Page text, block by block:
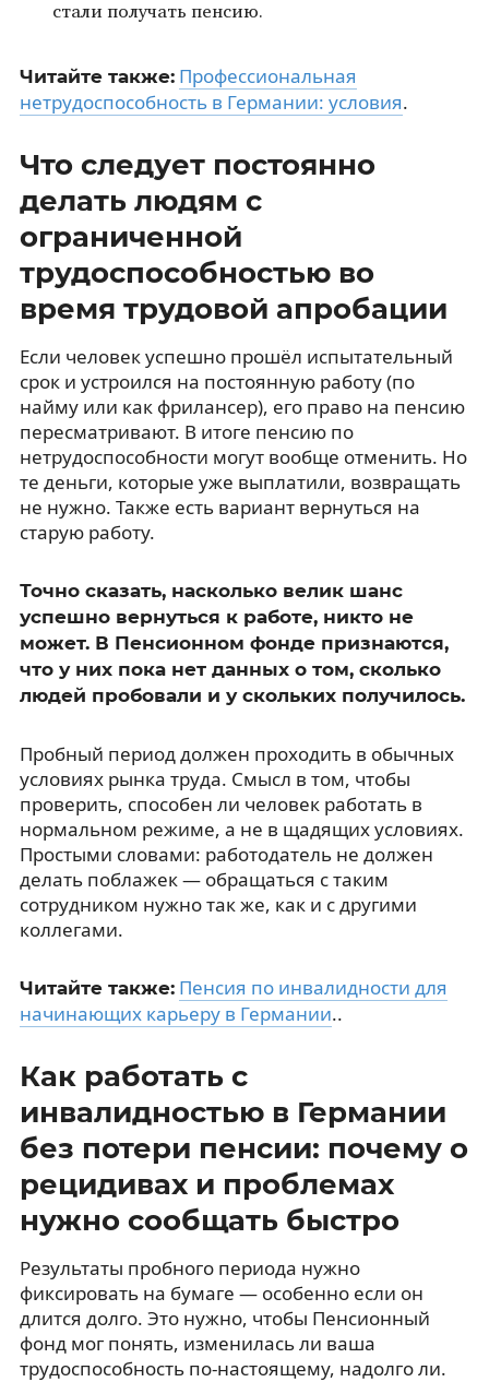
стали получать пенсию.
Читайте также: Профессиональная
нетрудоспособность в Германии: условия.
Что следует постоянно
делать людям с
ограниченной
трудоспособностью во
время трудовой апробации
Если человек успешно прошёл испытательный
срок и устроился на постоянную работу (по
найму или как фрилансер), его право на пенсию
пересматривают. В итоге пенсию по
нетрудоспособности могут вообще отменить. Но
те деньги, которые уже выплатили, возвращать
не нужно. Также есть вариант вернуться на
старую работу.
Точно сказать, насколько велик шанс
успешно вернуться к работе, никто не
может. В Пенсионном фонде признаются,
что у них пока нет данных о том, сколько
людей пробовали и у скольких получилось.
Пробный период должен проходить в обычных
условиях рынка труда. Смысл в том, чтобы
проверить, способен ли человек работать в
нормальном режиме, а не в щадящих условиях.
Простыми словами: работодатель не должен
делать поблажек — обращаться с таким
сотрудником нужно так же, как и с другими
коллегами.
Читайте также: Пенсия по инвалидности для
начинающих карьеру в Германии..
Как работать с
инвалидностью в Германии
без потери пенсии: почему о
рецидивах и проблемах
нужно сообщать быстро
Результаты пробного периода нужно
фиксировать на бумаге — особенно если он
длится долго. Это нужно, чтобы Пенсионный
фонд мог понять, изменилась ли ваша
трудоспособность по-настоящему, надолго ли.